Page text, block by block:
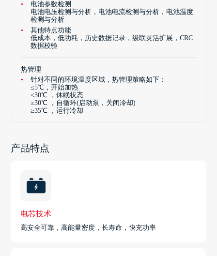
电池参数检测
电池电压检测与分析，电池电流检测与分析，电池温度
检测与分析
其他特点功能
低成本，低功耗，历史数据记录，级联灵活扩展，CRC
数据校验
热管理
针对不同的环境温度区域，热管理策略如下：
≤5℃，开始加热
<30℃ ，休眠状态
≥30℃ ，自循环(启动泵，关闭冷却)
≥35℃ ，运行冷却
产品特点
电芯技术
高安全可靠，高能量密度，长寿命，快充功率